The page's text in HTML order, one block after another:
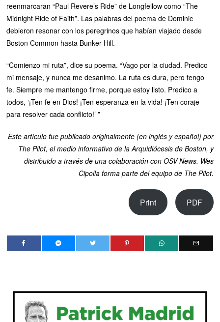
reenmarcaran “Paul Revere’s Ride” de Longfellow como “The
Midnight Ride of Faith”. Las palabras del poema de Dominic
debieron resonar con los peregrinos que habían viajado desde
Boston Common hasta Bunker Hill.
“Comienzo mi ruta”, dice su poema. “Vago por la ciudad. Predico
mi mensaje, y nunca me desanimo. La ruta es dura, pero tengo
fe. Siempre me mantengo firme, porque estoy listo. Predico a
todos, ‘¡Ten fe en Dios! ¡Ten esperanza en la vida! ¡Ten coraje
para resolver cada conflicto!’ ”
Este artículo fue publicado originalmente (en inglés y español) por
The Pilot, el medio informativo de la Arquidiócesis de Boston, y
distribuido a través de una colaboración con OSV News. Wes
Cipolla forma parte del equipo de The Pilot.
Print PDF